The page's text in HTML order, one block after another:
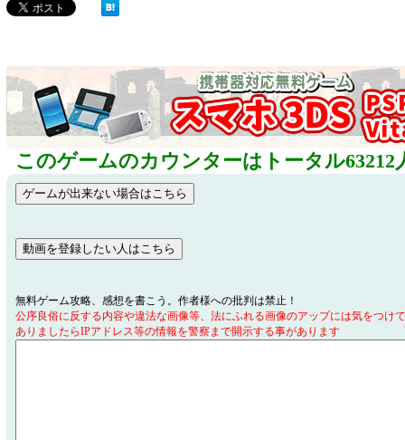
このゲームのカウンターはトータル63212
無料ゲーム攻略、感想を書こう。作者様への批判は禁止！
公序良俗に反する内容や違法な画像等、法にふれる画像のアップには気をつけ
ありましたらIPアドレス等の情報を警察まで開示する事があります